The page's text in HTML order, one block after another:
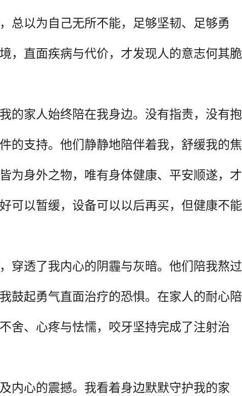
总以为自己无所不能，足够坚韧、足够勇
，直面疾病与代价，才发现人的意志何其脆
的家人始终陪在我身边。没有指责，没有抱
的支持。他们静静地陪伴着我，舒缓我的焦
为身外之物，唯有身体健康、平安顺遂，才
可以暂缓，设备可以以后再买，但健康不能
穿透了我内心的阴霾与灰暗。他们陪我熬过
鼓起勇气直面治疗的恐惧。在家人的耐心陪
舍、心疼与怯懦，咬牙坚持完成了注射治
内心的震撼。我看着身边默默守护我的家